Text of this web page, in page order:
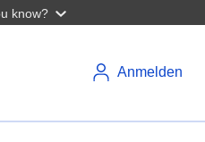
know?
Anmelden